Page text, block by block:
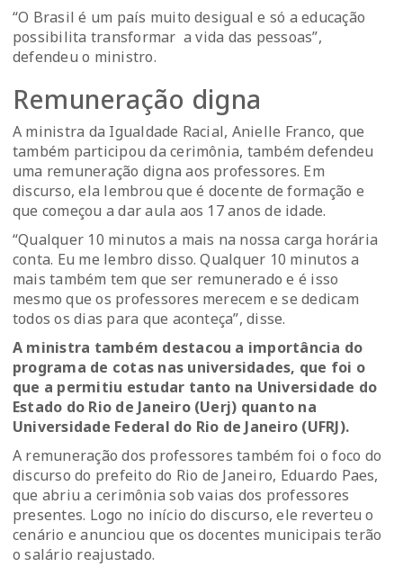
“O Brasil é um país muito desigual e só a educação
possibilita transformar a vida das pessoas”,
defendeu o ministro.
Remuneração digna
A ministra da Igualdade Racial, Anielle Franco, que
também participou da cerimônia, também defendeu
uma remuneração digna aos professores. Em
discurso, ela lembrou que é docente de formação e
que começou a dar aula aos 17 anos de idade.
“Qualquer 10 minutos a mais na nossa carga horária
conta. Eu me lembro disso. Qualquer 10 minutos a
mais também tem que ser remunerado e é isso
mesmo que os professores merecem e se dedicam
todos os dias para que aconteça”, disse.
A ministra também destacou a importância do
programa de cotas nas universidades, que foi o
que a permitiu estudar tanto na Universidade do
Estado do Rio de Janeiro (Uerj) quanto na
Universidade Federal do Rio de Janeiro (UFRJ).
A remuneração dos professores também foi o foco do
discurso do prefeito do Rio de Janeiro, Eduardo Paes,
que abriu a cerimônia sob vaias dos professores
presentes. Logo no início do discurso, ele reverteu o
cenário e anunciou que os docentes municipais terão
o salário reajustado.